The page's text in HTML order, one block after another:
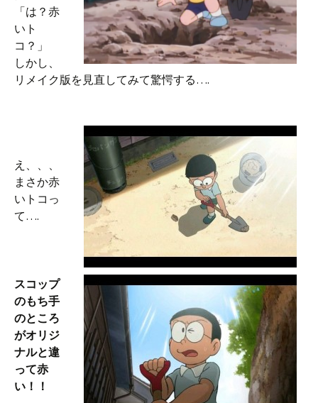
「は？赤
いト
コ？」
しかし、
リメイク版を見直してみて驚愕する….
え、、、
まさか赤
いトコっ
て….
スコップ
のもち手
のところ
がオリジ
ナルと違
って赤
い！！